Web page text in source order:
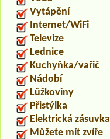
Vytápění
Internet/WiFi
Televize
Lednice
Kuchyňka/vařič
Nádobí
Lůžkoviny
Přistýlka
Elektrická zásuvka
Můžete mít zvíře